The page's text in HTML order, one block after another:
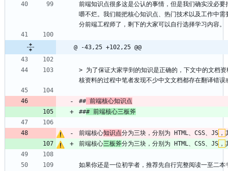
前端知识点很多这是公认的事情，但是我们确实没必
嚼不烂。我们能把核心知识点、热门技术以及工作中
分前端工程师了，剩下的大家可以自行选择学习内容。
@ -43,25 +102,25 @@
> 为了保证大家学到的知识是正确的，下文中的文档
核资料的过程中笔者发现不少中文文档都存在翻译错误
## 前端核心知识点
### 前端核心三板斧
前端核心知识点分为三块，分别为 HTML、CSS、JS ，
前端核心三板斧分为三块，分别为 HTML、CSS、JS ，
如果你还是一位初学者，推荐先自行完整阅读一至二